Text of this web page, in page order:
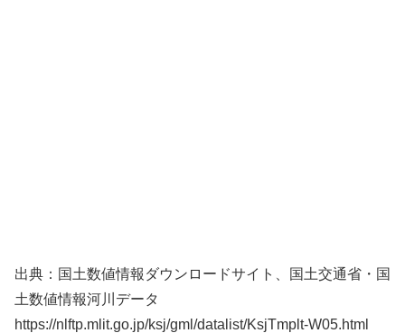
出典：国土数値情報ダウンロードサイト、国土交通省・国
土数値情報河川データ
https://nlftp.mlit.go.jp/ksj/gml/datalist/KsjTmplt-W05.html